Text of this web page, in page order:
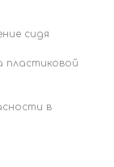
сидя
пластиковой
в